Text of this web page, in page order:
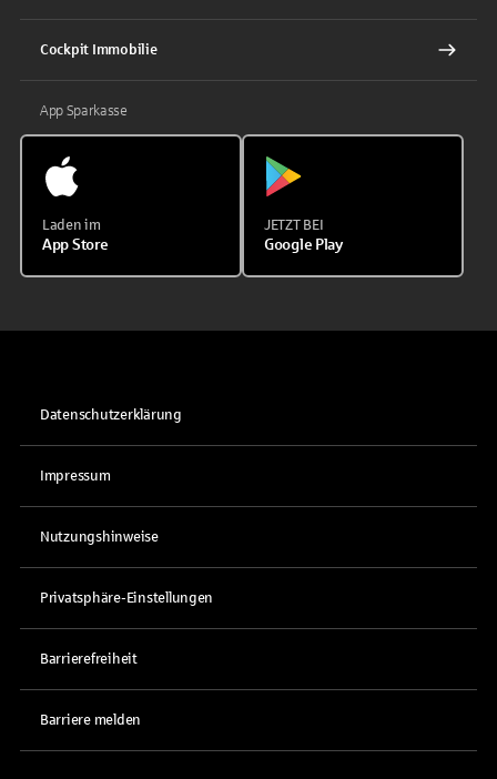
Cockpit Immobilie
App Sparkasse
Laden im
App Store
JETZT BEI
Google Play
Datenschutzerklärung
Impressum
Nutzungshinweise
Privatsphäre-Einstellungen
Barrierefreiheit
Barriere melden